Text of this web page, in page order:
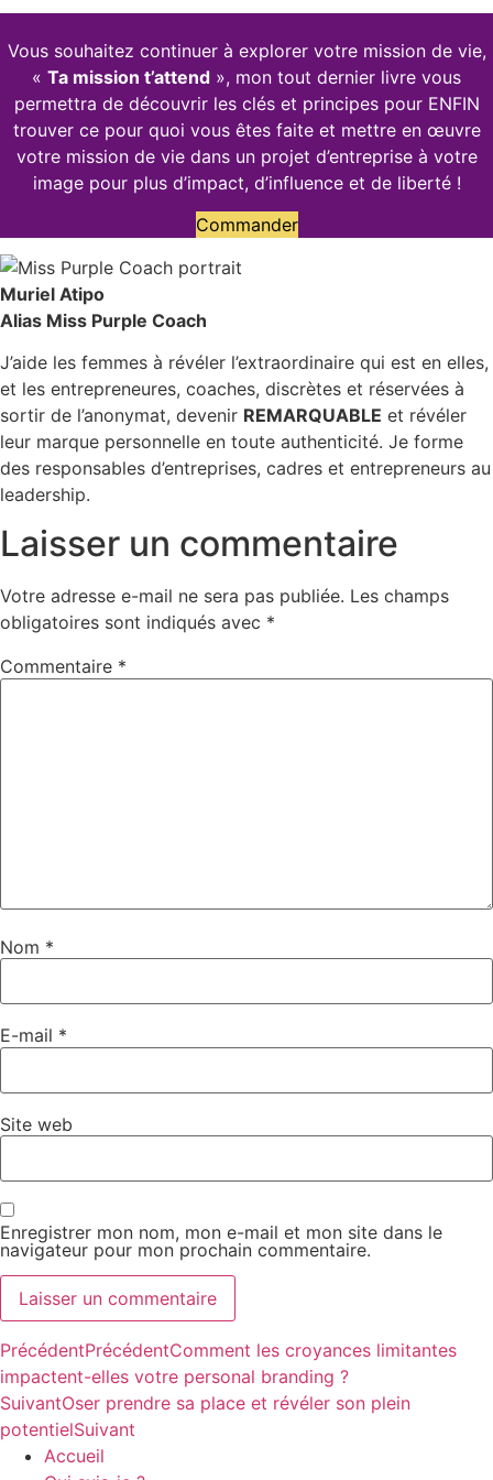
Vous souhaitez continuer à explorer votre mission de vie,
« Ta mission t’attend », mon tout dernier livre vous
permettra de découvrir les clés et principes pour ENFIN
trouver ce pour quoi vous êtes faite et mettre en œuvre
votre mission de vie dans un projet d’entreprise à votre
image pour plus d’impact, d’influence et de liberté !
Commander
Muriel Atipo
Alias Miss Purple Coach
J’aide les femmes à révéler l’extraordinaire qui est en elles,
et les entrepreneures, coaches, discrètes et réservées à
sortir de l’anonymat, devenir REMARQUABLE et révéler
leur marque personnelle en toute authenticité. Je forme
des responsables d’entreprises, cadres et entrepreneurs au
leadership.
Laisser un commentaire
Votre adresse e-mail ne sera pas publiée. Les champs
obligatoires sont indiqués avec *
Commentaire *
Nom *
E-mail *
Site web
Enregistrer mon nom, mon e-mail et mon site dans le
navigateur pour mon prochain commentaire.
PrécédentPrécédentComment les croyances limitantes
impactent-elles votre personal branding ?
SuivantOser prendre sa place et révéler son plein
potentielSuivant
Accueil